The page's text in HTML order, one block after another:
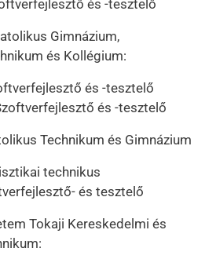
és -tesztelő
Gimnázium,
és Kollégium:
és -tesztelő
és -tesztelő
Technikum és Gimnázium
technikus
és tesztelő
Tokaji Kereskedelmi és